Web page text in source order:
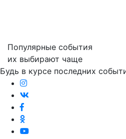
Популярные события
их выбирают чаще
Будь в курсе последних